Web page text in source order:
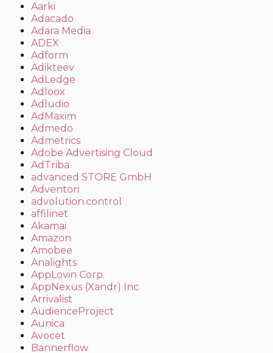
Aarki
Adacado
Adara Media
ADEX
Adform
Adikteev
AdLedge
Adloox
Adludio
AdMaxim
Admedo
Admetrics
Adobe Advertising Cloud
AdTriba
advanced STORE GmbH
Adventori
advolution.control
affilinet
Akamai
Amazon
Amobee
Analights
AppLovin Corp.
AppNexus (Xandr) Inc
Arrivalist
AudienceProject
Aunica
Avocet
Bannerflow